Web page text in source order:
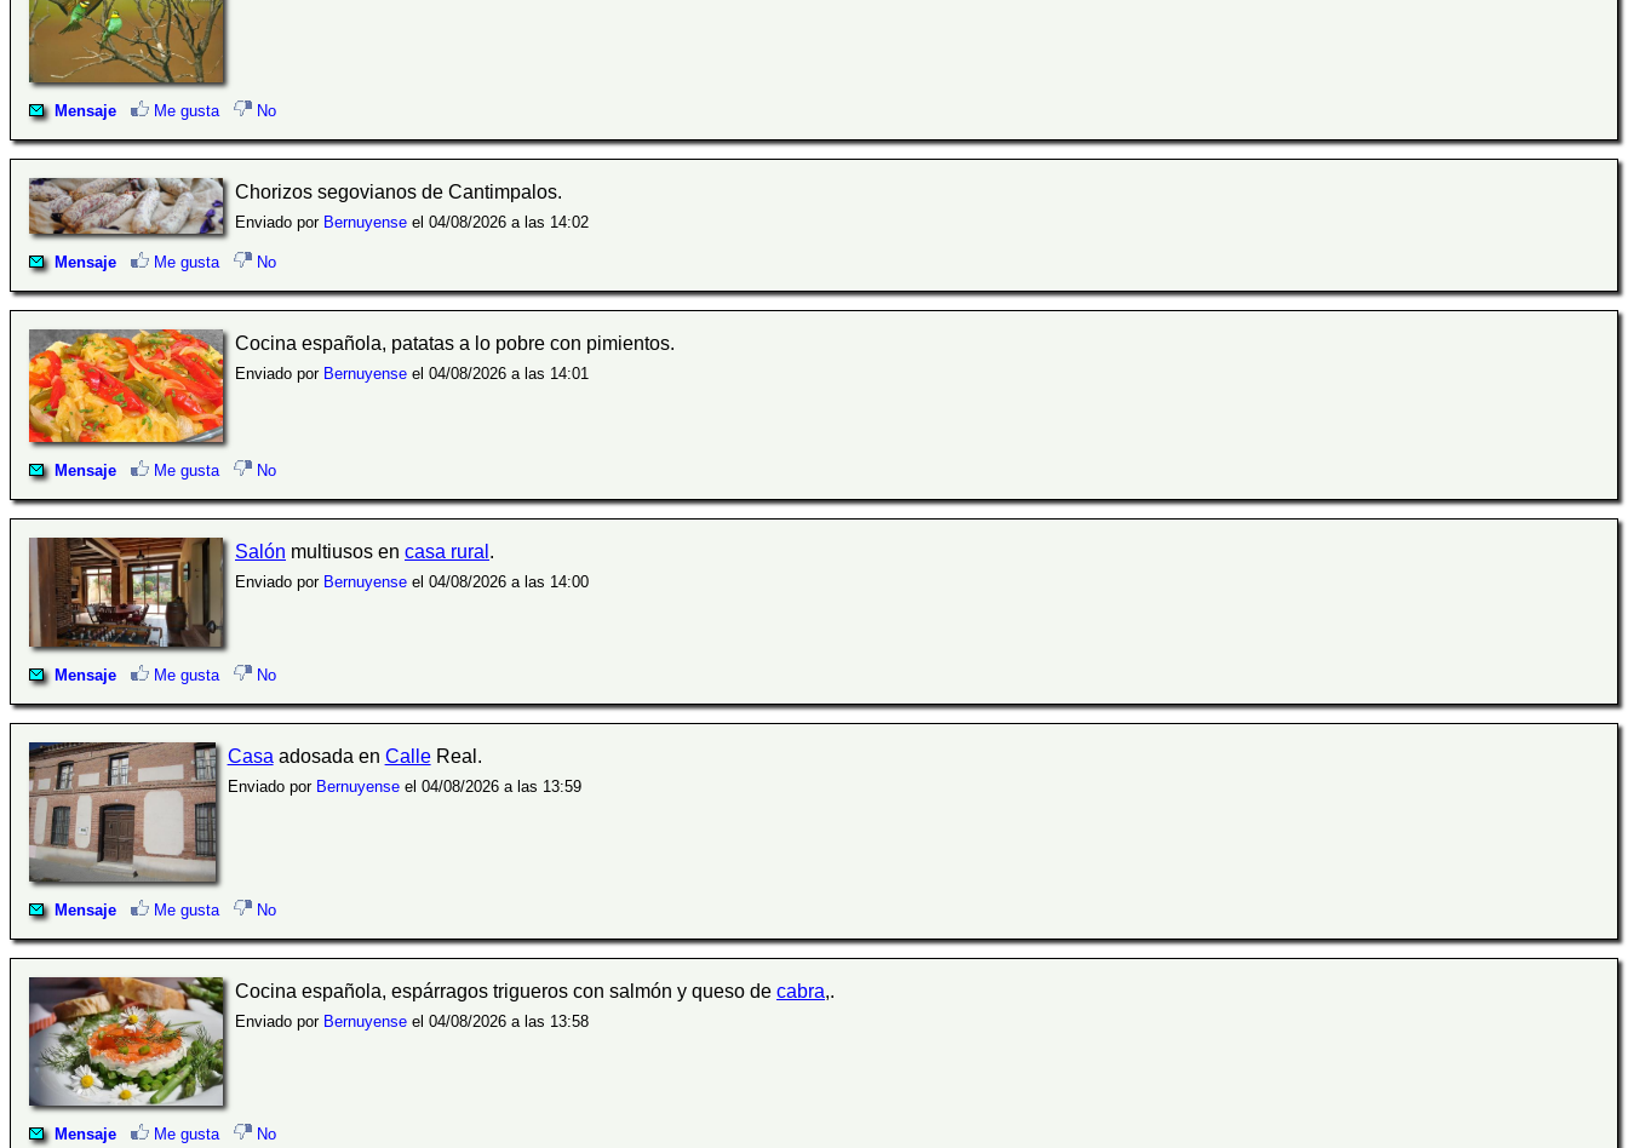
Mensaje Me gusta No
Chorizos segovianos de Cantimpalos.
Enviado por Bernuyense el 04/08/2026 a las 14:02
Mensaje Me gusta No
Cocina española, patatas a lo pobre con pimientos.
Enviado por Bernuyense el 04/08/2026 a las 14:01
Mensaje Me gusta No
Salón multiusos en casa rural .
Enviado por Bernuyense el 04/08/2026 a las 14:00
Mensaje Me gusta No
Casa adosada en CalleReal.
Enviado por Bernuyenseel 04/08/2026 a las 13:59
Mensaje Me gusta No
Cocina española, espárragos trigueros con salmón y queso de cabra,.
Enviado por Bernuyense el 04/08/2026 a las 13:58
Mensaje Me gusta No